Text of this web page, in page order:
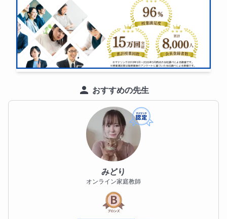
おすすめの先生
みどり
オンライン家庭教師